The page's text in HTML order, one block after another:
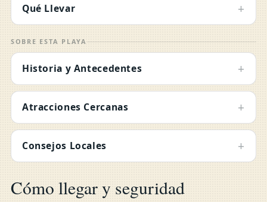
Qué Llevar +
SOBRE ESTA PLAYA
Historia y Antecedentes +
Atracciones Cercanas +
Consejos Locales +
Cómo llegar y seguridad